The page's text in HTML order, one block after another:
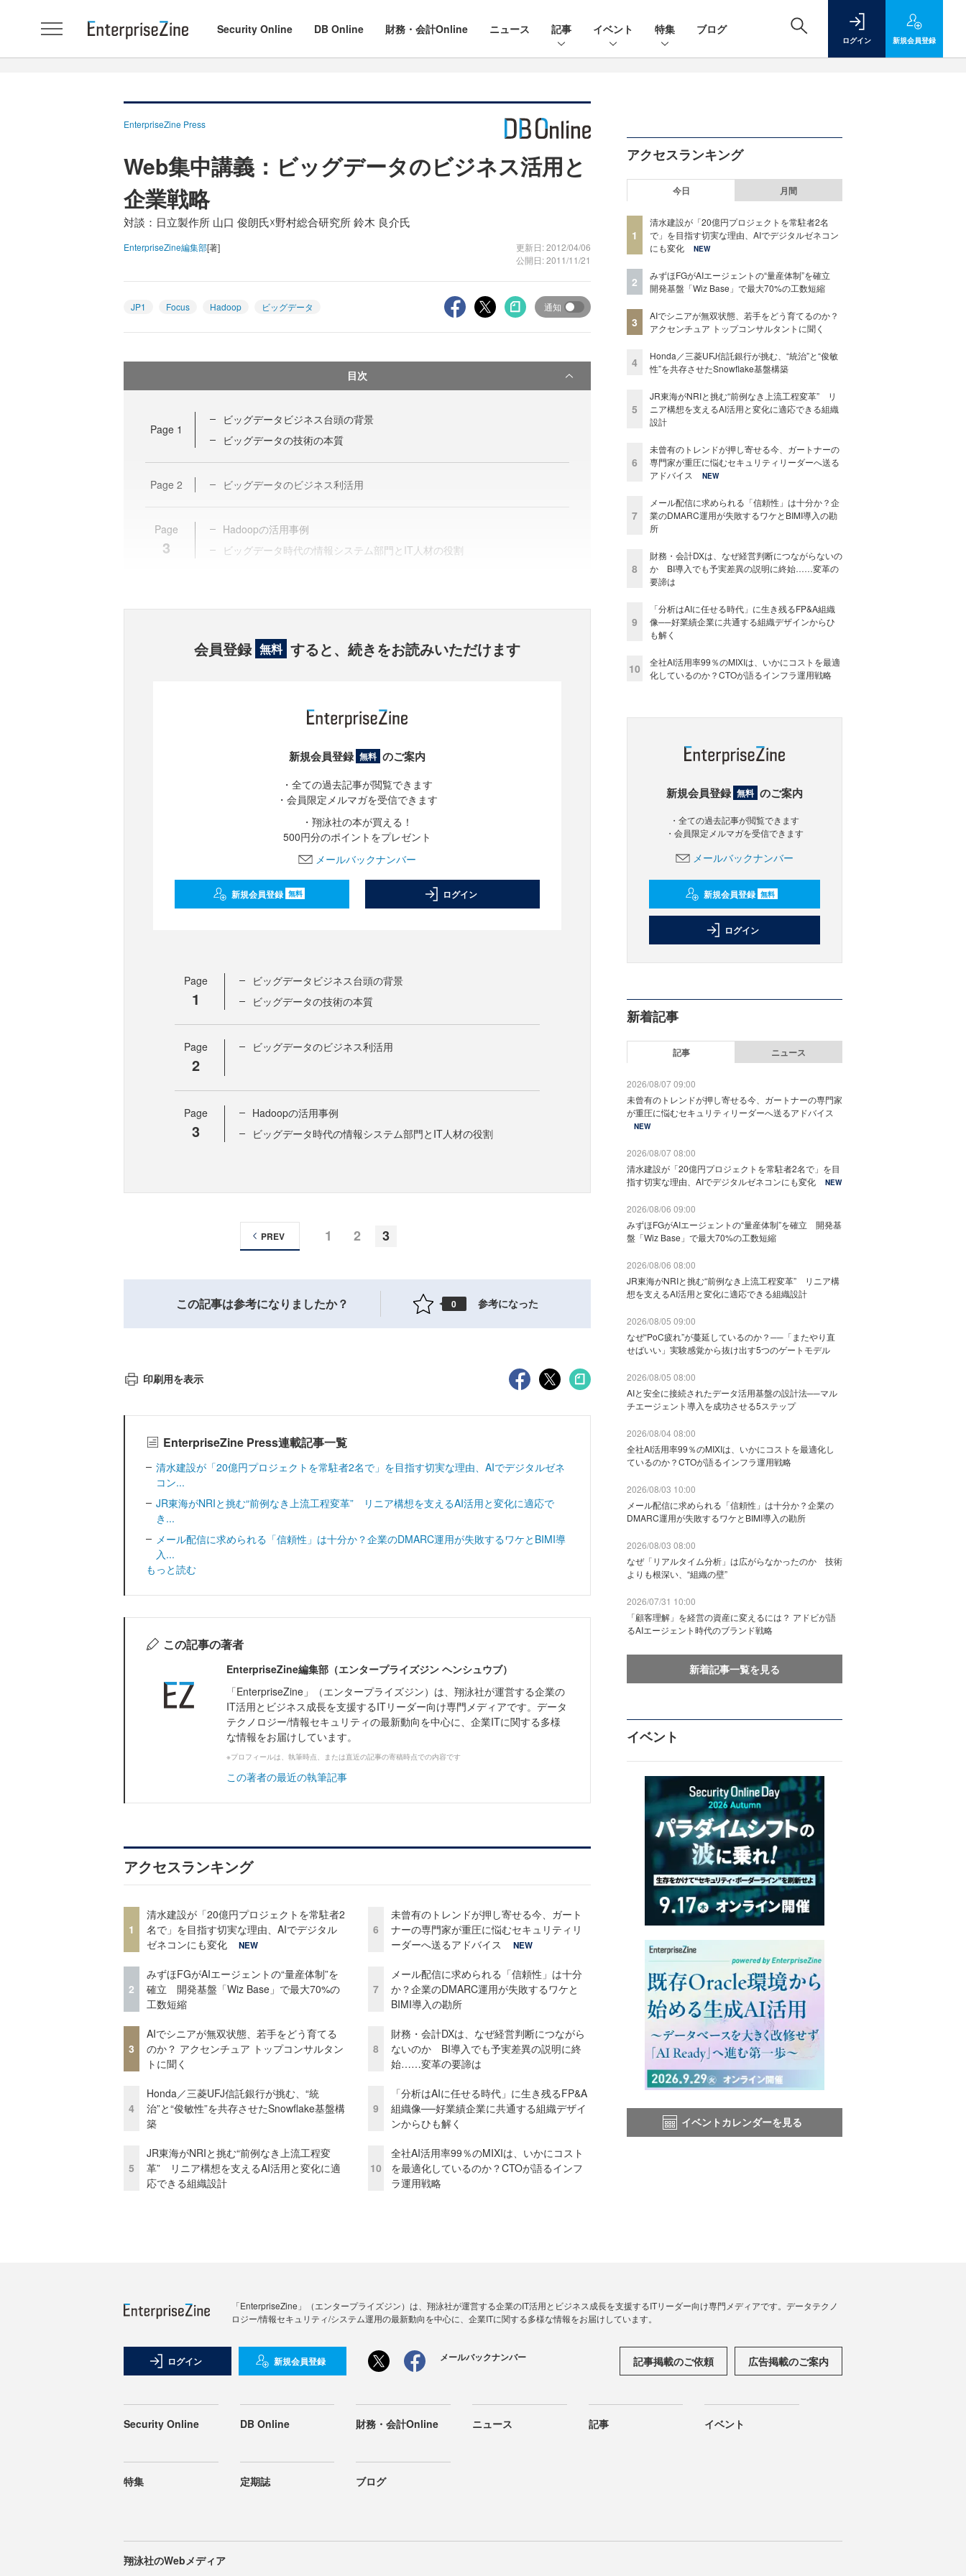
Security Online DB Online 財務・会計Online ニュース 記事 イベント 特集 ブログ
ログイン 新規会員登録
EnterpriseZine Press
Web集中講義：ビッグデータのビジネス活用と
企業戦略
対談：日立製作所 山口 俊朗氏☓野村総合研究所 鈴木 良介氏
EnterpriseZine編集部[著]
更新日: 2012/04/06
公開日: 2011/11/21
JP1 Focus Hadoop ビッグデータ 通知
目次
Page 1
ビッグデータビジネス台頭の背景
ビッグデータの技術の本質
Page 2 ビッグデータのビジネス利活用
Page
3
Hadoopの活用事例
ビッグデータ時代の情報システム部門とIT人材の役割
会員登録 無料 すると、続きをお読みいただけます
新規会員登録 無料 のご案内
・全ての過去記事が閲覧できます
・会員限定メルマガを受信できます
・翔泳社の本が買える！
500円分のポイントをプレゼント
メールバックナンバー
新規会員登録 無料 ログイン
Page
1
ビッグデータビジネス台頭の背景
ビッグデータの技術の本質
Page
2
ビッグデータのビジネス利活用
Page
3
Hadoopの活用事例
ビッグデータ時代の情報システム部門とIT人材の役割
1 2 3
PREV
この記事は参考になりましたか？ 0 参考になった
印刷用を表示
EnterpriseZine Press連載記事一覧
清水建設が「20億円プロジェクトを常駐者2名で」を目指す切実な理由、AIでデジタルゼネ
コン...
JR東海がNRIと挑む“前例なき上流工程変革” リニア構想を支えるAI活用と変化に適応で
き...
メール配信に求められる「信頼性」は十分か？企業のDMARC運用が失敗するワケとBIMI導
入...
もっと読む
この記事の著者
EnterpriseZine編集部（エンタープライズジン ヘンシュウブ）
「EnterpriseZine」（エンタープライズジン）は、翔泳社が運営する企業の
IT活用とビジネス成長を支援するITリーダー向け専門メディアです。データ
テクノロジー/情報セキュリティの最新動向を中心に、企業ITに関する多様
な情報をお届けしています。
※プロフィールは、執筆時点、または直近の記事の寄稿時点での内容です
この著者の最近の執筆記事
アクセスランキング
1
清水建設が「20億円プロジェクトを常駐者2
名で」を目指す切実な理由、AIでデジタル
ゼネコンにも変化
NEW
2
みずほFGがAIエージェントの“量産体制”を
確立 開発基盤「Wiz Base」で最大70%の
工数短縮
3
AIでシニアが無双状態、若手をどう育てる
のか？ アクセンチュア トップコンサルタン
トに聞く
4
Honda／三菱UFJ信託銀行が挑む、“統
治”と“俊敏性”を共存させたSnowflake基盤構
築
5
JR東海がNRIと挑む“前例なき上流工程変
革” リニア構想を支えるAI活用と変化に適
応できる組織設計
6
未曾有のトレンドが押し寄せる今、ガート
ナーの専門家が重圧に悩むセキュリティリ
ーダーへ送るアドバイス
NEW
7
メール配信に求められる「信頼性」は十分
か？企業のDMARC運用が失敗するワケと
BIMI導入の勘所
8
財務・会計DXは、なぜ経営判断につながら
ないのか BI導入でも予実差異の説明に終
始……変革の要諦は
9
「分析はAIに任せる時代」に生き残るFP&A
組織像──好業績企業に共通する組織デザイ
ンからひも解く
10
全社AI活用率99％のMIXIは、いかにコスト
を最適化しているのか？CTOが語るインフ
ラ運用戦略
アクセスランキング
今日 月間
1
清水建設が「20億円プロジェクトを常駐者2名
で」を目指す切実な理由、AIでデジタルゼネコン
にも変化
NEW
2
みずほFGがAIエージェントの“量産体制”を確立
開発基盤「Wiz Base」で最大70%の工数短縮
3
AIでシニアが無双状態、若手をどう育てるのか？
アクセンチュア トップコンサルタントに聞く
4
Honda／三菱UFJ信託銀行が挑む、“統治”と“俊敏
性”を共存させたSnowflake基盤構築
5
JR東海がNRIと挑む“前例なき上流工程変革” リ
ニア構想を支えるAI活用と変化に適応できる組織
設計
6
未曾有のトレンドが押し寄せる今、ガートナーの
専門家が重圧に悩むセキュリティリーダーへ送る
アドバイス
NEW
7
メール配信に求められる「信頼性」は十分か？企
業のDMARC運用が失敗するワケとBIMI導入の勘
所
8
財務・会計DXは、なぜ経営判断につながらないの
か BI導入でも予実差異の説明に終始……変革の
要諦は
9
「分析はAIに任せる時代」に生き残るFP&A組織
像──好業績企業に共通する組織デザインからひ
も解く
10
全社AI活用率99％のMIXIは、いかにコストを最適
化しているのか？CTOが語るインフラ運用戦略
新規会員登録 無料 のご案内
・全ての過去記事が閲覧できます
・会員限定メルマガを受信できます
メールバックナンバー
新規会員登録 無料
ログイン
新着記事
記事 ニュース
2026/08/07 09:00
未曾有のトレンドが押し寄せる今、ガートナーの専門家
が重圧に悩むセキュリティリーダーへ送るアドバイス
NEW
2026/08/07 08:00
清水建設が「20億円プロジェクトを常駐者2名で」を目
指す切実な理由、AIでデジタルゼネコンにも変化
NEW
2026/08/06 09:00
みずほFGがAIエージェントの“量産体制”を確立 開発基
盤「Wiz Base」で最大70%の工数短縮
2026/08/06 08:00
JR東海がNRIと挑む“前例なき上流工程変革” リニア構
想を支えるAI活用と変化に適応できる組織設計
2026/08/05 09:00
なぜ“PoC疲れ”が蔓延しているのか？──「またやり直
せばいい」実験感覚から抜け出す5つのゲートモデル
2026/08/05 08:00
AIと安全に接続されたデータ活用基盤の設計法──マル
チエージェント導入を成功させる5ステップ
2026/08/04 08:00
全社AI活用率99％のMIXIは、いかにコストを最適化し
ているのか？CTOが語るインフラ運用戦略
2026/08/03 10:00
メール配信に求められる「信頼性」は十分か？企業の
DMARC運用が失敗するワケとBIMI導入の勘所
2026/08/03 08:00
なぜ「リアルタイム分析」は広がらなかったのか 技術
よりも根深い、“組織の壁”
2026/07/31 10:00
「顧客理解」を経営の資産に変えるには？ アドビが語
るAIエージェント時代のブランド戦略
新着記事一覧を見る
イベント
イベントカレンダーを見る
「EnterpriseZine」（エンタープライズジン）は、翔泳社が運営する企業のIT活用とビジネス成長を支援するITリーダー向け専門メディアです。データテクノ
ロジー/情報セキュリティ/システム運用の最新動向を中心に、企業ITに関する多様な情報をお届けしています。
ログイン 新規会員登録 メールバックナンバー 記事掲載のご依頼 広告掲載のご案内
Security Online DB Online 財務・会計Online ニュース 記事 イベント
特集 定期誌 ブログ
翔泳社のWebメディア